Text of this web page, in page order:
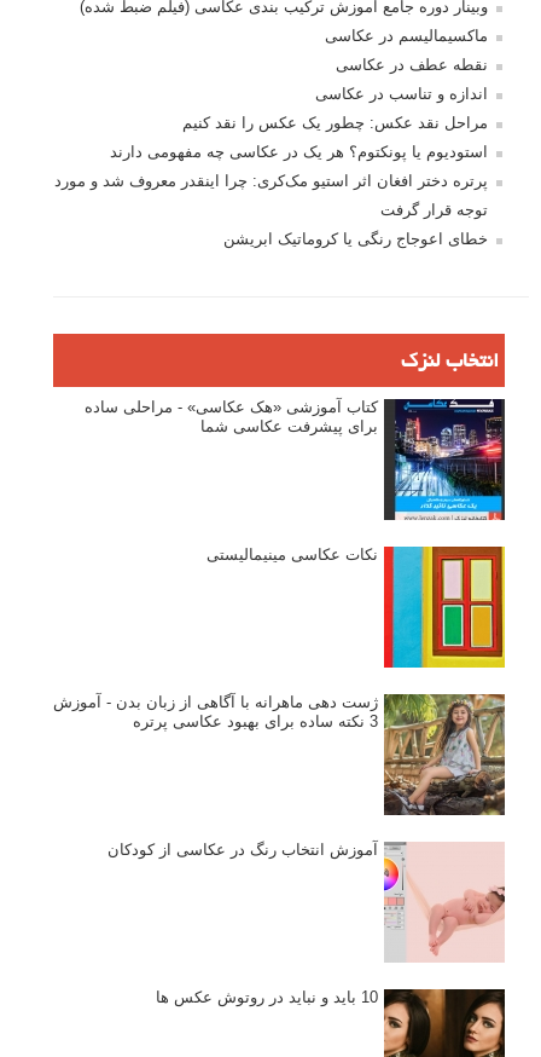
وبینار دوره جامع آموزش ترکیب بندی عکاسی (فیلم ضبط شده)
ماکسیمالیسم در عکاسی
نقطه عطف در عکاسی
اندازه و تناسب در عکاسی
مراحل نقد عکس: چطور یک عکس را نقد کنیم
استودیوم یا پونکتوم؟ هر یک در عکاسی چه مفهومی دارند
پرتره دختر افغان اثر استیو مک‌کری: چرا اینقدر معروف شد و مورد
توجه قرار گرفت
خطای اعوجاج رنگی یا کروماتیک ابریشن
انتخاب لنزک
کتاب آموزشی «هک عکاسی» - مراحلی ساده
برای پیشرفت عکاسی شما
نکات عکاسی مینیمالیستی
ژست دهی ماهرانه با آگاهی از زبان بدن - آموزش
3 نکته ساده برای بهبود عکاسی پرتره
آموزش انتخاب رنگ در عکاسی از کودکان
10 باید و نباید در روتوش عکس ها